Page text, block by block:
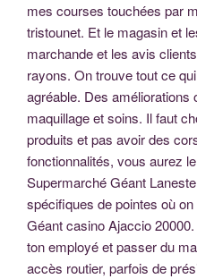
mes courses touchées par
tristounet. Et le magasin et
marchande et les avis
rayons. On trouve tout ce
agréable. Des améliorations
maquillage et soins. Il faut
produits et pas avoir des
fonctionnalités, vous aurez
Supermarché Géant
spécifiques de pointes où
Géant casino Ajaccio
ton employé et passer du
accès routier, parfois de